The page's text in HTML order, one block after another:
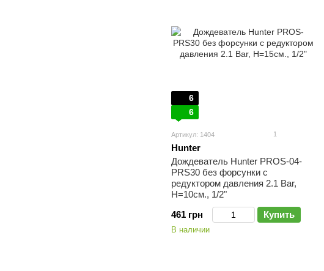
6
6
Артикул: 1404 1
Hunter
Дождеватель Hunter PROS-04-
PRS30 без форсунки с
редуктором давления 2.1 Bar,
H=10см., 1/2"
461 грн
Купить
В наличии